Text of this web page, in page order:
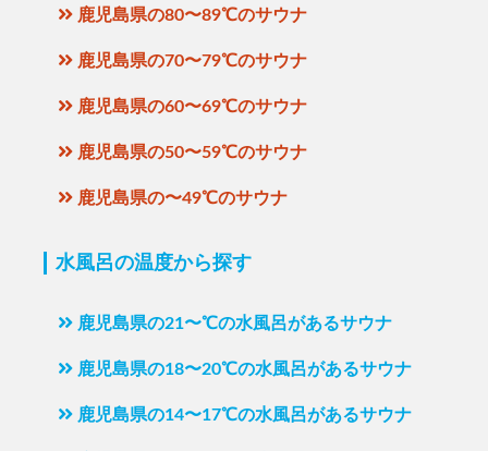
鹿児島県の80〜89℃のサウナ
鹿児島県の70〜79℃のサウナ
鹿児島県の60〜69℃のサウナ
鹿児島県の50〜59℃のサウナ
鹿児島県の〜49℃のサウナ
水風呂の温度から探す
鹿児島県の21〜℃の水風呂があるサウナ
鹿児島県の18〜20℃の水風呂があるサウナ
鹿児島県の14〜17℃の水風呂があるサウナ